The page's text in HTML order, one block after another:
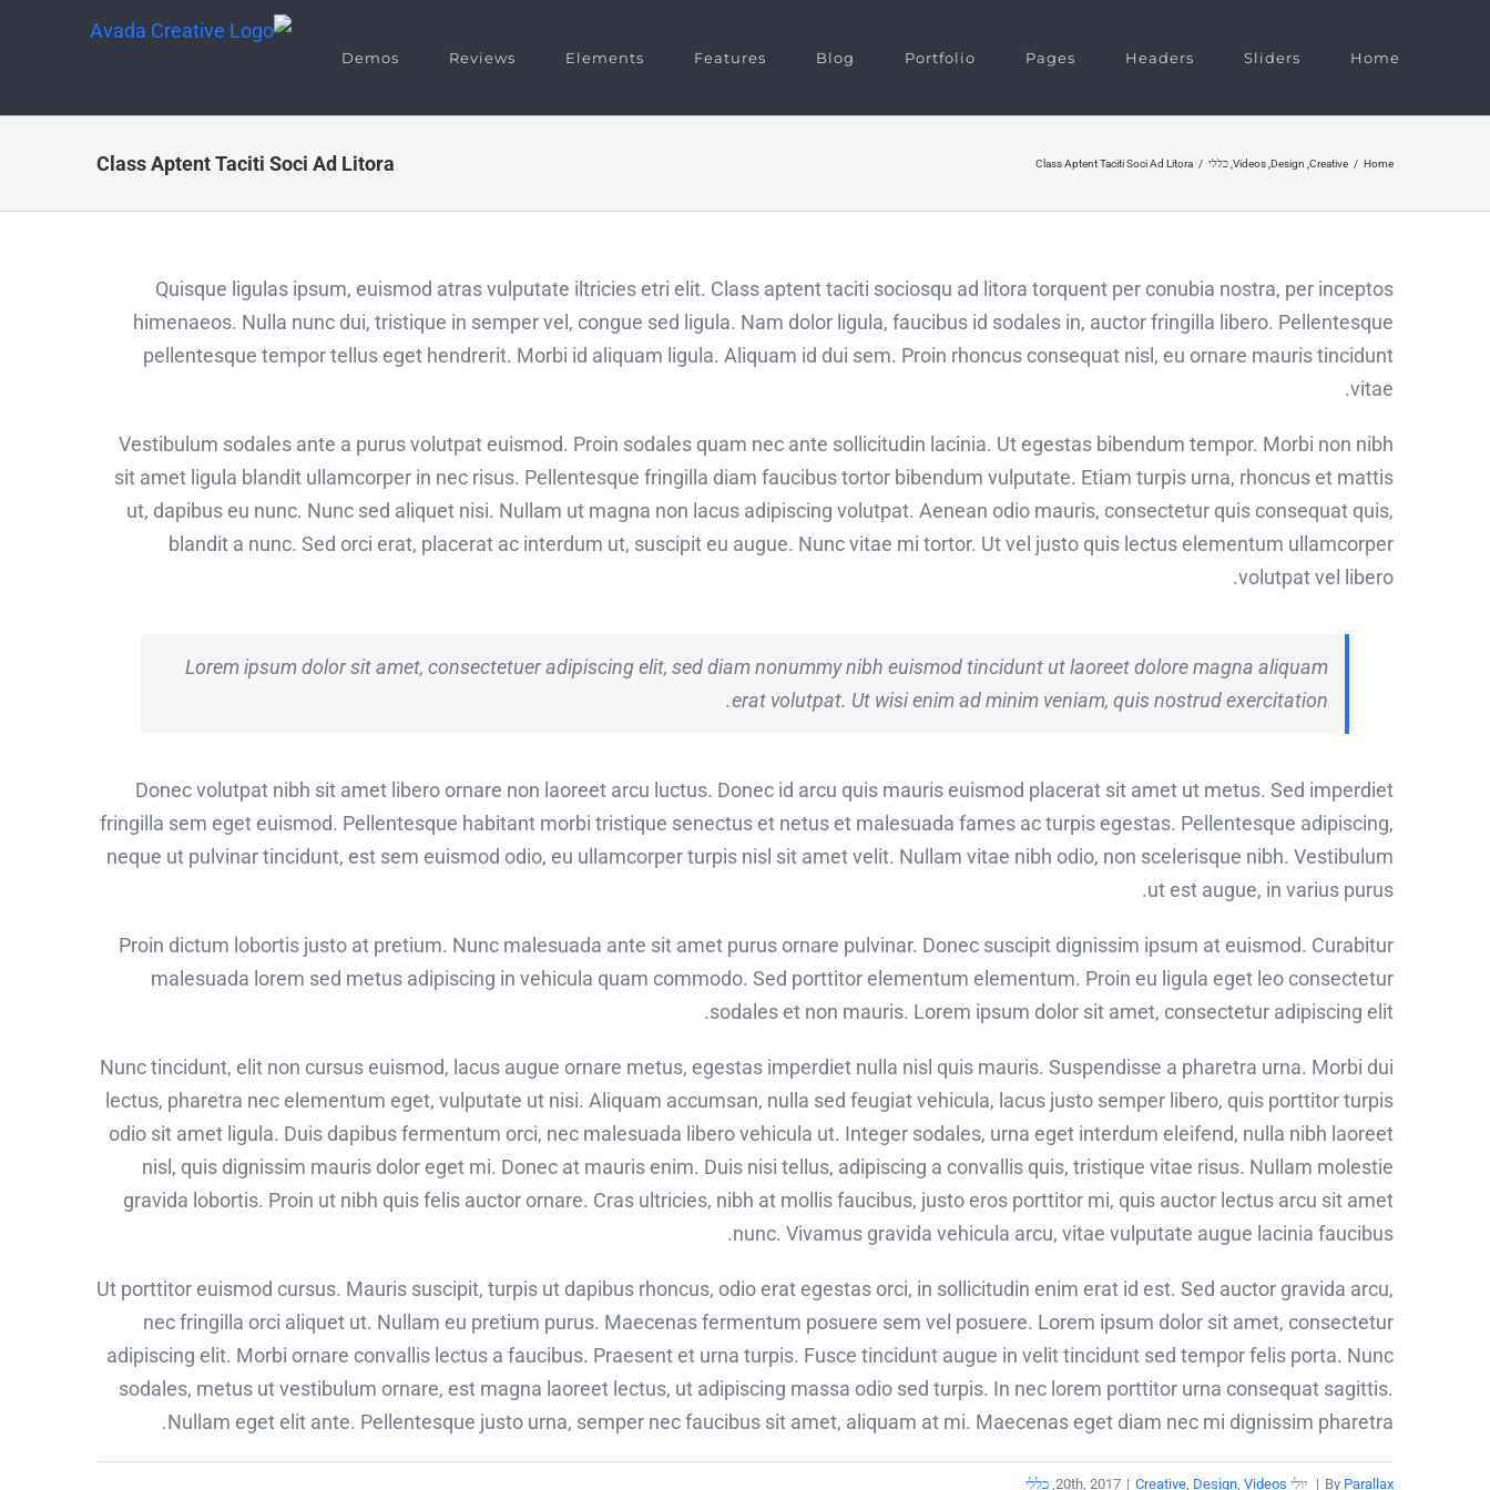
Home
Sliders
Headers
Pages
Portfolio
Blog
Features
Elements
Reviews
Demos
Class Aptent Taciti Soci Ad Litora Home
/
Creative
Design
Videos כללי /
Class Aptent Taciti Soci Ad Litora
Quisque ligulas ipsum, euismod atras vulputate iltricies etri elit. Class aptent taciti sociosqu ad litora torquent per conubia nostra, per inceptos
himenaeos. Nulla nunc dui, tristique in semper vel, congue sed ligula. Nam dolor ligula, faucibus id sodales in, auctor fringilla libero. Pellentesque
pellentesque tempor tellus eget hendrerit. Morbi id aliquam ligula. Aliquam id dui sem. Proin rhoncus consequat nisl, eu ornare mauris tincidunt
vitae.
Vestibulum sodales ante a purus volutpat euismod. Proin sodales quam nec ante sollicitudin lacinia. Ut egestas bibendum tempor. Morbi non nibh
sit amet ligula blandit ullamcorper in nec risus. Pellentesque fringilla diam faucibus tortor bibendum vulputate. Etiam turpis urna, rhoncus et mattis
ut, dapibus eu nunc. Nunc sed aliquet nisi. Nullam ut magna non lacus adipiscing volutpat. Aenean odio mauris, consectetur quis consequat quis,
blandit a nunc. Sed orci erat, placerat ac interdum ut, suscipit eu augue. Nunc vitae mi tortor. Ut vel justo quis lectus elementum ullamcorper
volutpat vel libero.
Lorem ipsum dolor sit amet, consectetuer adipiscing elit, sed diam nonummy nibh euismod tincidunt ut laoreet dolore magna aliquam
erat volutpat. Ut wisi enim ad minim veniam, quis nostrud exercitation.
Donec volutpat nibh sit amet libero ornare non laoreet arcu luctus. Donec id arcu quis mauris euismod placerat sit amet ut metus. Sed imperdiet
fringilla sem eget euismod. Pellentesque habitant morbi tristique senectus et netus et malesuada fames ac turpis egestas. Pellentesque adipiscing,
neque ut pulvinar tincidunt, est sem euismod odio, eu ullamcorper turpis nisl sit amet velit. Nullam vitae nibh odio, non scelerisque nibh. Vestibulum
ut est augue, in varius purus.
Proin dictum lobortis justo at pretium. Nunc malesuada ante sit amet purus ornare pulvinar. Donec suscipit dignissim ipsum at euismod. Curabitur
malesuada lorem sed metus adipiscing in vehicula quam commodo. Sed porttitor elementum elementum. Proin eu ligula eget leo consectetur
sodales et non mauris. Lorem ipsum dolor sit amet, consectetur adipiscing elit.
Nunc tincidunt, elit non cursus euismod, lacus augue ornare metus, egestas imperdiet nulla nisl quis mauris. Suspendisse a pharetra urna. Morbi dui
lectus, pharetra nec elementum eget, vulputate ut nisi. Aliquam accumsan, nulla sed feugiat vehicula, lacus justo semper libero, quis porttitor turpis
odio sit amet ligula. Duis dapibus fermentum orci, nec malesuada libero vehicula ut. Integer sodales, urna eget interdum eleifend, nulla nibh laoreet
nisl, quis dignissim mauris dolor eget mi. Donec at mauris enim. Duis nisi tellus, adipiscing a convallis quis, tristique vitae risus. Nullam molestie
gravida lobortis. Proin ut nibh quis felis auctor ornare. Cras ultricies, nibh at mollis faucibus, justo eros porttitor mi, quis auctor lectus arcu sit amet
nunc. Vivamus gravida vehicula arcu, vitae vulputate augue lacinia faucibus.
Ut porttitor euismod cursus. Mauris suscipit, turpis ut dapibus rhoncus, odio erat egestas orci, in sollicitudin enim erat id est. Sed auctor gravida arcu,
nec fringilla orci aliquet ut. Nullam eu pretium purus. Maecenas fermentum posuere sem vel posuere. Lorem ipsum dolor sit amet, consectetur
adipiscing elit. Morbi ornare convallis lectus a faucibus. Praesent et urna turpis. Fusce tincidunt augue in velit tincidunt sed tempor felis porta. Nunc
sodales, metus ut vestibulum ornare, est magna laoreet lectus, ut adipiscing massa odio sed turpis. In nec lorem porttitor urna consequat sagittis.
Nullam eget elit ante. Pellentesque justo urna, semper nec faucibus sit amet, aliquam at mi. Maecenas eget diam nec mi dignissim pharetra.
By Parallax
| יולי 20th, 2017 | Creative, Design, Videos
, כללי